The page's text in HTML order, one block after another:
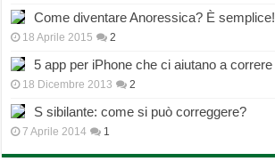
Come diventare Anoressica? È semplice!
18 Aprile 2015 2
5 app per iPhone che ci aiutano a correre
18 Dicembre 2013 2
S sibilante: come si può correggere?
7 Aprile 2014 1